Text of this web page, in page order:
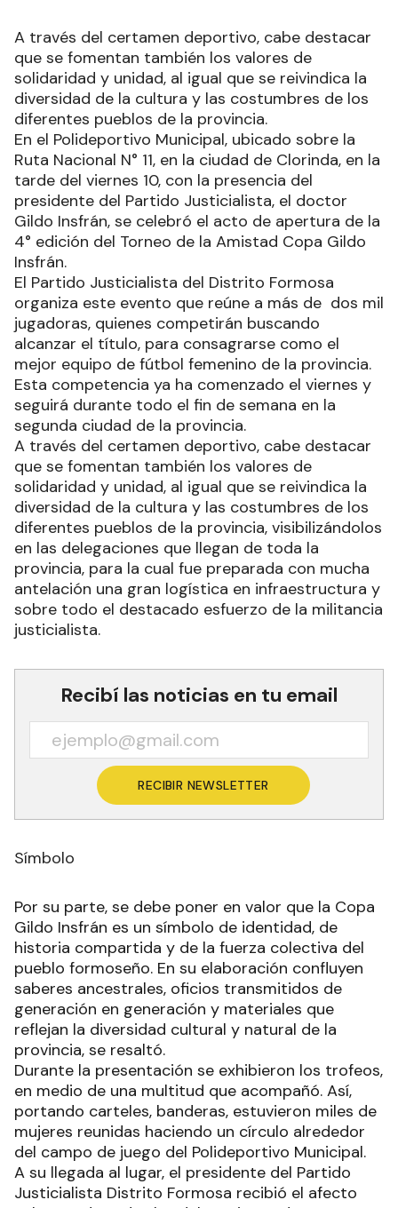
A través del certamen deportivo, cabe destacar
que se fomentan también los valores de
solidaridad y unidad, al igual que se reivindica la
diversidad de la cultura y las costumbres de los
diferentes pueblos de la provincia.
En el Polideportivo Municipal, ubicado sobre la
Ruta Nacional N° 11, en la ciudad de Clorinda, en la
tarde del viernes 10, con la presencia del
presidente del Partido Justicialista, el doctor
Gildo Insfrán, se celebró el acto de apertura de la
4° edición del Torneo de la Amistad Copa Gildo
Insfrán.
El Partido Justicialista del Distrito Formosa
organiza este evento que reúne a más de dos mil
jugadoras, quienes competirán buscando
alcanzar el título, para consagrarse como el
mejor equipo de fútbol femenino de la provincia.
Esta competencia ya ha comenzado el viernes y
seguirá durante todo el fin de semana en la
segunda ciudad de la provincia.
A través del certamen deportivo, cabe destacar
que se fomentan también los valores de
solidaridad y unidad, al igual que se reivindica la
diversidad de la cultura y las costumbres de los
diferentes pueblos de la provincia, visibilizándolos
en las delegaciones que llegan de toda la
provincia, para la cual fue preparada con mucha
antelación una gran logística en infraestructura y
sobre todo el destacado esfuerzo de la militancia
justicialista.
Recibí las noticias en tu email
RECIBIR NEWSLETTER
Símbolo
Por su parte, se debe poner en valor que la Copa
Gildo Insfrán es un símbolo de identidad, de
historia compartida y de la fuerza colectiva del
pueblo formoseño. En su elaboración confluyen
saberes ancestrales, oficios transmitidos de
generación en generación y materiales que
reflejan la diversidad cultural y natural de la
provincia, se resaltó.
Durante la presentación se exhibieron los trofeos,
en medio de una multitud que acompañó. Así,
portando carteles, banderas, estuvieron miles de
mujeres reunidas haciendo un círculo alrededor
del campo de juego del Polideportivo Municipal.
A su llegada al lugar, el presidente del Partido
Justicialista Distrito Formosa recibió el afecto